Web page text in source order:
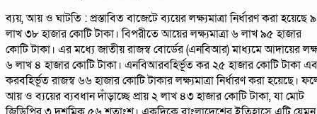
ব্যয়, আয় ও ঘাটতি : প্রস্তাবিত বাজেটে ব্যয়ের লক্ষ্যমাত্রা নির্ধারণ করা হয়েছে ৯
লাখ ৩৮ হাজার কোটি টাকা। বিপরীতে আয়ের লক্ষ্যমাত্রা ৬ লাখ ৯৫ হাজার
কোটি টাকা। এর মধ্যে জাতীয় রাজস্ব বোর্ডের (এনবিআর) মাধ্যমে আদায়ের
৬ লাখ ৪ হাজার কোটি টাকা। এনবিআরবহির্ভূত কর ২৫ হাজার কোটি টাকা
করবহির্ভূত রাজস্ব ৬৬ হাজার কোটি টাকার লক্ষ্যমাত্রা নির্ধারণ করা হয়েছে।
আয় ও ব্যয়ের ব্যবধান দাঁড়াচ্ছে প্রায় ২ লাখ ৪৩ হাজার কোটি টাকা, যা মোট